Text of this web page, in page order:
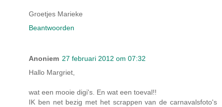
Groetjes Marieke
Beantwoorden
Anoniem 27 februari 2012 om 07:32
Hallo Margriet,
wat een mooie digi's. En wat een toeval!!
IK ben net bezig met het scrappen van de carnavalsfoto's